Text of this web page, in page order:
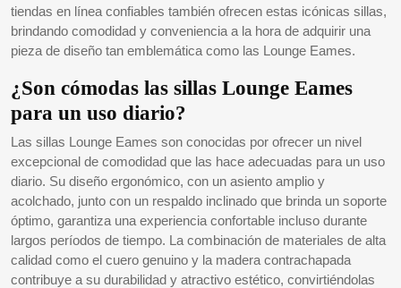
tiendas en línea confiables también ofrecen estas icónicas sillas,
brindando comodidad y conveniencia a la hora de adquirir una
pieza de diseño tan emblemática como las Lounge Eames.
¿Son cómodas las sillas Lounge Eames
para un uso diario?
Las sillas Lounge Eames son conocidas por ofrecer un nivel
excepcional de comodidad que las hace adecuadas para un uso
diario. Su diseño ergonómico, con un asiento amplio y
acolchado, junto con un respaldo inclinado que brinda un soporte
óptimo, garantiza una experiencia confortable incluso durante
largos períodos de tiempo. La combinación de materiales de alta
calidad como el cuero genuino y la madera contrachapada
contribuye a su durabilidad y atractivo estético, convirtiéndolas